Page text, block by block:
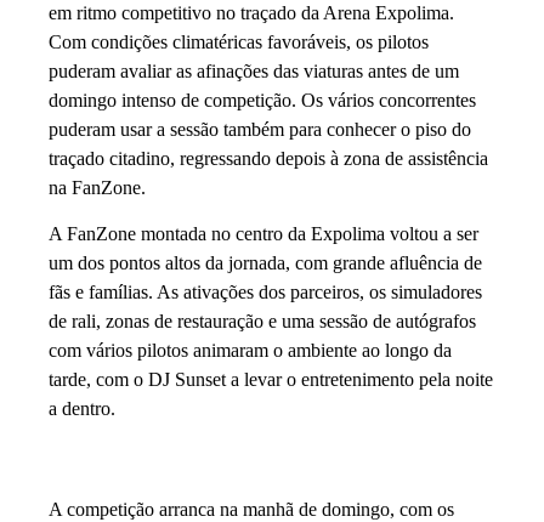
em ritmo competitivo no traçado da Arena Expolima.
Com condições climatéricas favoráveis, os pilotos
puderam avaliar as afinações das viaturas antes de um
domingo intenso de competição. Os vários concorrentes
puderam usar a sessão também para conhecer o piso do
traçado citadino, regressando depois à zona de assistência
na FanZone.
A FanZone montada no centro da Expolima voltou a ser
um dos pontos altos da jornada, com grande afluência de
fãs e famílias. As ativações dos parceiros, os simuladores
de rali, zonas de restauração e uma sessão de autógrafos
com vários pilotos animaram o ambiente ao longo da
tarde, com o DJ Sunset a levar o entretenimento pela noite
a dentro.
A competição arranca na manhã de domingo, com os